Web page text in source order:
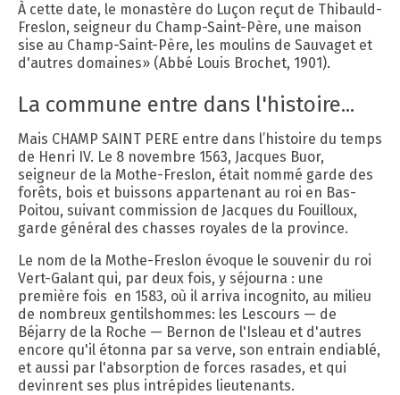
À cette date, le monastère do Luçon reçut de Thibauld-
Freslon, seigneur du Champ-Saint-Père, une maison
sise au Champ-Saint-Père, les moulins de Sauvaget et
d'autres domaines» (Abbé Louis Brochet, 1901).
La commune entre dans l'histoire...
Mais CHAMP SAINT PERE entre dans l’histoire du temps
de Henri IV. Le 8 novembre 1563, Jacques Buor,
seigneur de la Mothe-Freslon, était nommé garde des
forêts, bois et buissons appartenant au roi en Bas-
Poitou, suivant commission de Jacques du Fouilloux,
garde général des chasses royales de la province.
Le nom de la Mothe-Freslon évoque le souvenir du roi
Vert-Galant qui, par deux fois, y séjourna : une
première fois en 1583, où il arriva incognito, au milieu
de nombreux gentilshommes: les Lescours — de
Béjarry de la Roche — Bernon de l'Isleau et d'autres
encore qu'il étonna par sa verve, son entrain endiablé,
et aussi par l'absorption de forces rasades, et qui
devinrent ses plus intrépides lieutenants.